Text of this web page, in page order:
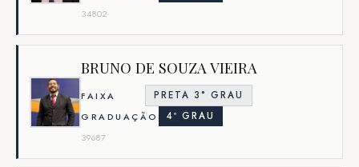
34802
BRUNO DE SOUZA VIEIRA
FAIXA
PRETA 3° GRAU
GRADUAÇÃO
4º GRAU
39687